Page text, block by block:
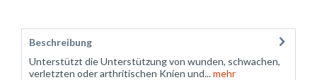
Beschreibung
Unterstützt die Unterstützung von wunden, schwachen,
verletzten oder arthritischen Knien und...mehr